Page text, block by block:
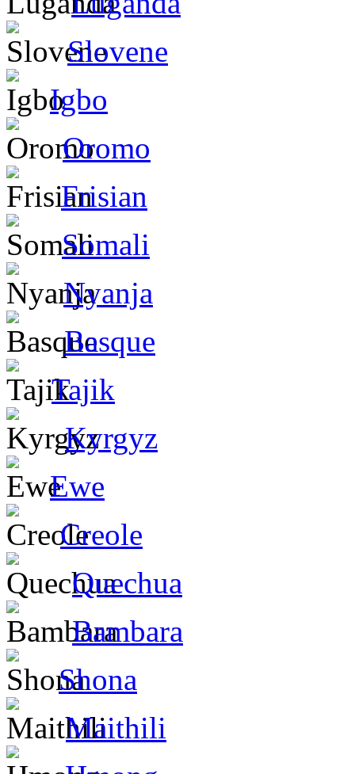
Slovene
Igbo
Oromo
Frisian
Somali
Nyanja
Basque
Tajik
Kyrgyz
Ewe
Creole
Quechua
Bambara
Shona
Maithili